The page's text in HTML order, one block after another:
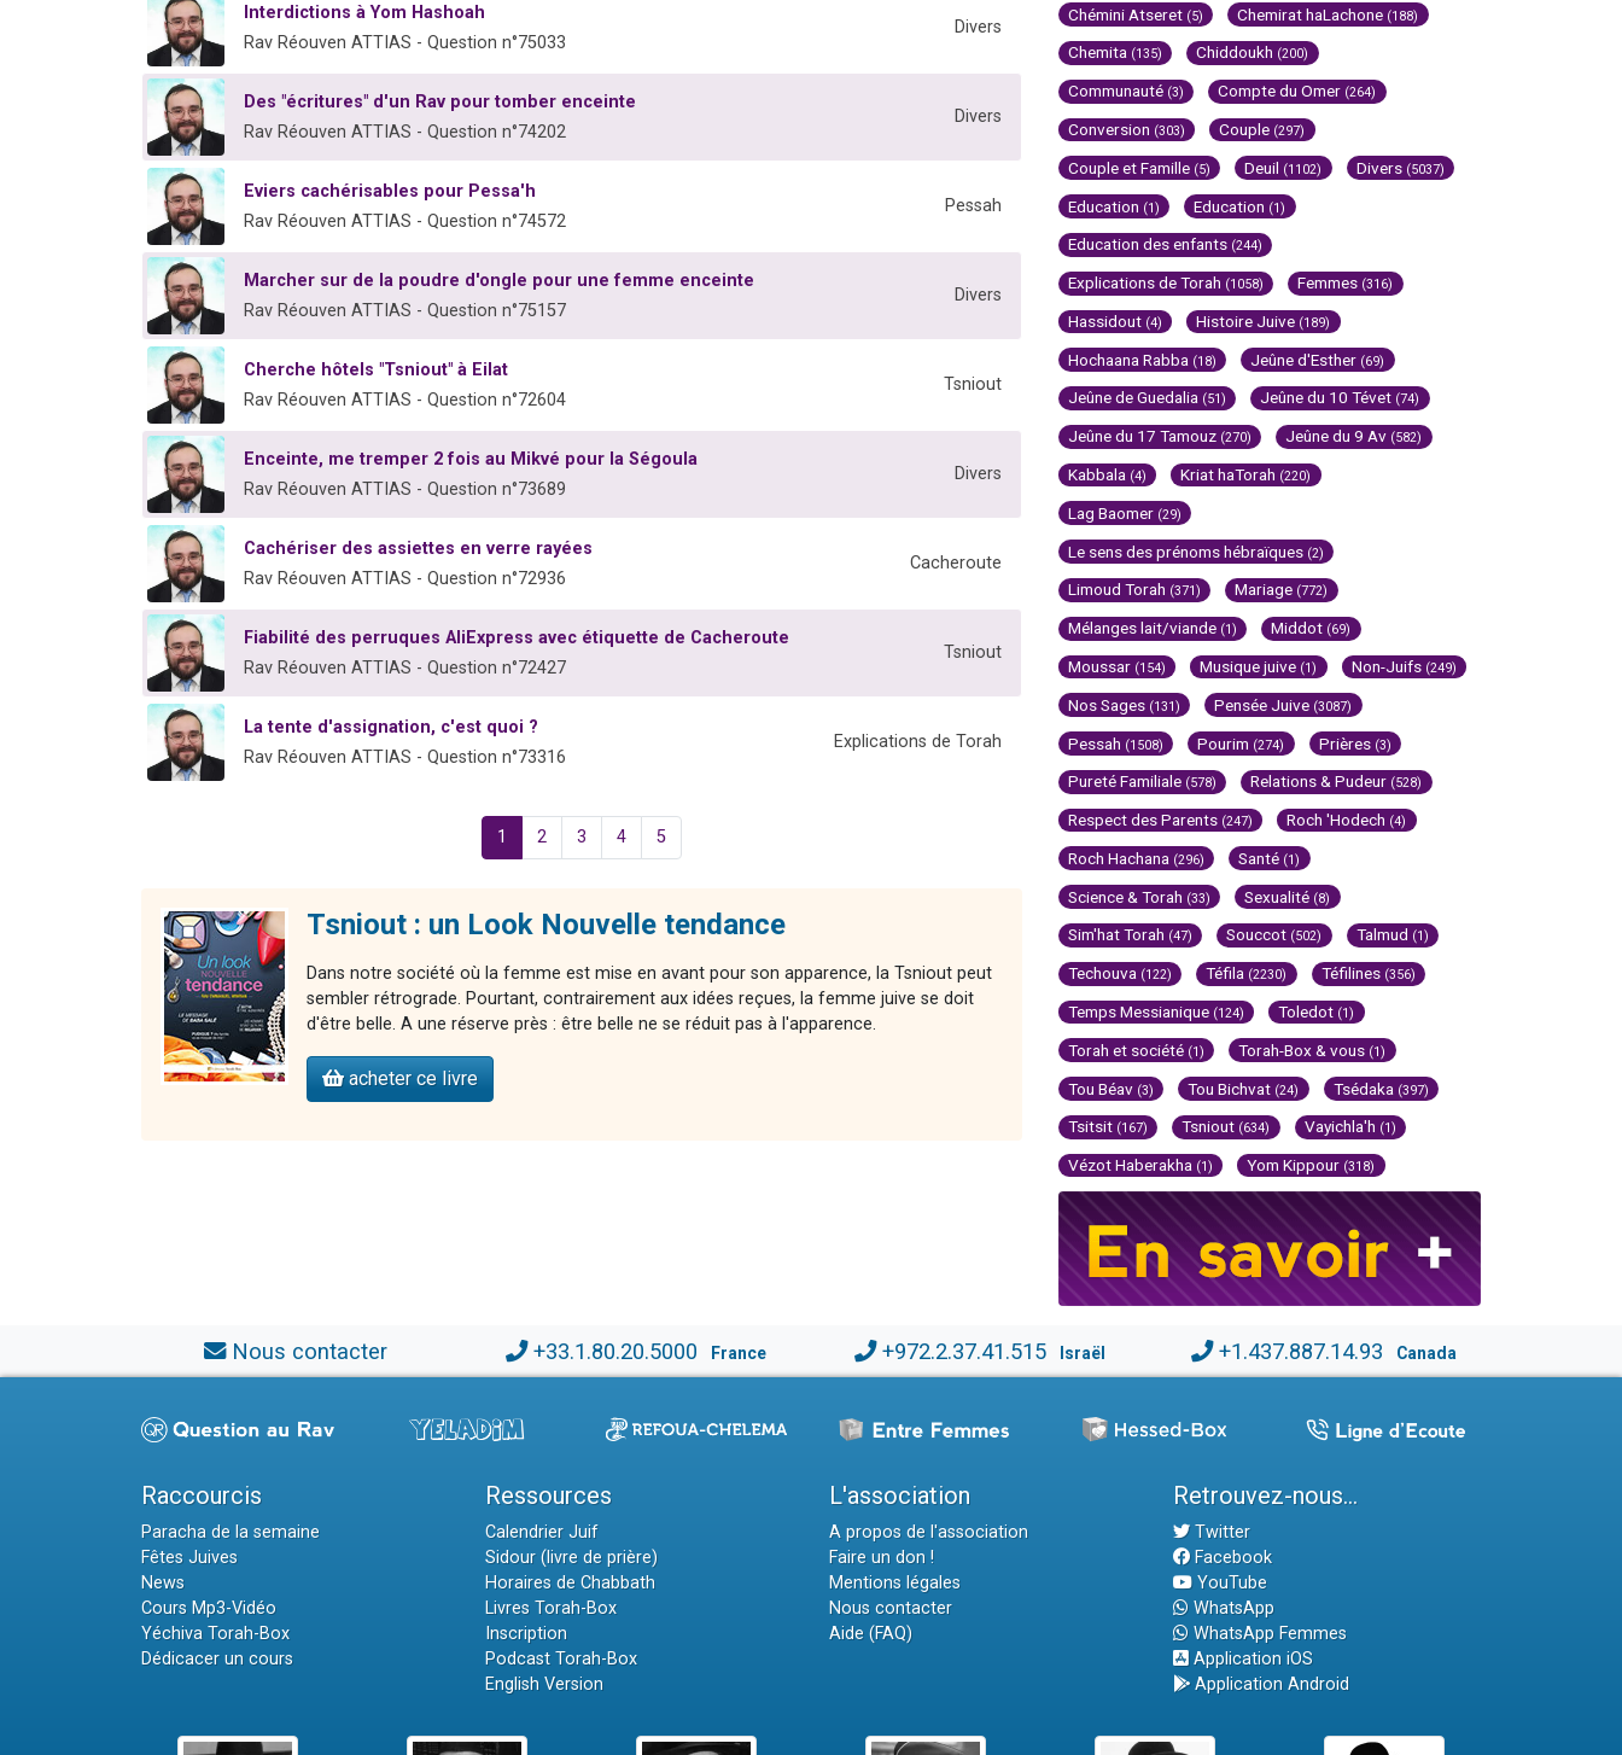
Interdictions à Yom Hashoah
Rav Réouven ATTIAS - Question n°75033
Divers
Des "écritures" d'un Rav pour tomber enceinte
Rav Réouven ATTIAS - Question n°74202
Divers
Eviers cachérisables pour Pessa'h
Rav Réouven ATTIAS - Question n°74572
Pessah
Marcher sur de la poudre d'ongle pour une femme enceinte
Rav Réouven ATTIAS - Question n°75157
Divers
Cherche hôtels "Tsniout" à Eilat
Rav Réouven ATTIAS - Question n°72604
Tsniout
Enceinte, me tremper 2 fois au Mikvé pour la Ségoula
Rav Réouven ATTIAS - Question n°73689
Divers
Cachériser des assiettes en verre rayées
Rav Réouven ATTIAS - Question n°72936
Cacheroute
Fiabilité des perruques AliExpress avec étiquette de Cacheroute
Rav Réouven ATTIAS - Question n°72427
Tsniout
La tente d'assignation, c'est quoi ?
Rav Réouven ATTIAS - Question n°73316
Explications de Torah
1 2 3 4 5
Tsniout : un Look Nouvelle tendance
Dans notre société où la femme est mise en avant pour son apparence, la Tsniout peut
sembler rétrograde. Pourtant, contrairement aux idées reçues, la femme juive se doit
d'être belle. A une réserve près : être belle ne se réduit pas à l'apparence.
acheter ce livre
Chémini Atseret (5) Chemirat haLachone (188)
Chemita (135) Chiddoukh (200)
Communauté (3) Compte du Omer (264)
Conversion (303) Couple (297)
Couple et Famille (5) Deuil (1102) Divers (5037)
Education (1) Education (1)
Education des enfants (244)
Explications de Torah (1058) Femmes (316)
Hassidout (4) Histoire Juive (189)
Hochaana Rabba (18) Jeûne d'Esther (69)
Jeûne de Guedalia (51) Jeûne du 10 Tévet (74)
Jeûne du 17 Tamouz (270) Jeûne du 9 Av (582)
Kabbala (4) Kriat haTorah (220)
Lag Baomer (29)
Le sens des prénoms hébraïques (2)
Limoud Torah (371) Mariage (772)
Mélanges lait/viande (1) Middot (69)
Moussar (154) Musique juive (1) Non-Juifs (249)
Nos Sages (131) Pensée Juive (3087)
Pessah (1508) Pourim (274) Prières (3)
Pureté Familiale (578) Relations & Pudeur (528)
Respect des Parents (247) Roch 'Hodech (4)
Roch Hachana (296) Santé (1)
Science & Torah (33) Sexualité (8)
Sim'hat Torah (47) Souccot (502) Talmud (1)
Techouva (122) Téfila (2230) Téfilines (356)
Temps Messianique (124) Toledot (1)
Torah et société (1) Torah-Box & vous (1)
Tou Béav (3) Tou Bichvat (24) Tsédaka (397)
Tsitsit (167) Tsniout (634) Vayichla'h (1)
Vézot Haberakha (1) Yom Kippour (318)
Nous contacter +33.1.80.20.5000 France +972.2.37.41.515 Israël +1.437.887.14.93 Canada
Raccourcis
Paracha de la semaine
Fêtes Juives
News
Cours Mp3-Vidéo
Yéchiva Torah-Box
Dédicacer un cours
Ressources
Calendrier Juif
Sidour (livre de prière)
Horaires de Chabbath
Livres Torah-Box
Inscription
Podcast Torah-Box
English Version
L'association
A propos de l'association
Faire un don !
Mentions légales
Nous contacter
Aide (FAQ)
Retrouvez-nous...
Twitter
Facebook
YouTube
WhatsApp
WhatsApp Femmes
Application iOS
Application Android